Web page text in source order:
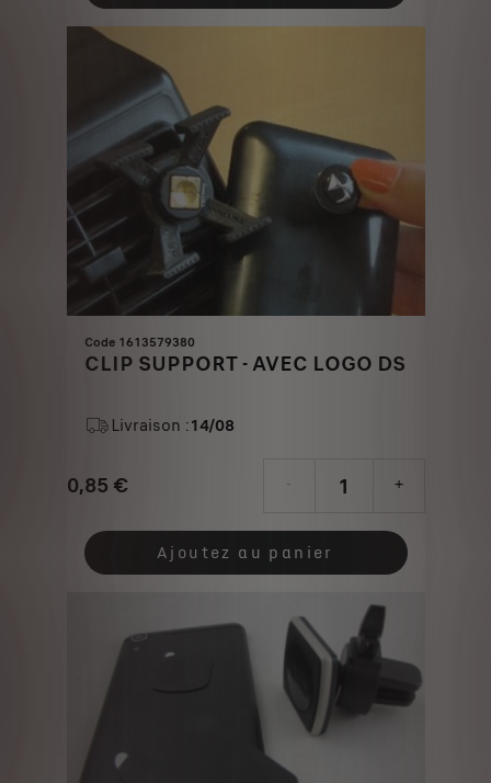
20,03
Code 1613579380
CLIP SUPPORT - AVEC LOGO DS
Livraison :14/08
0,85 €
Price
0,85
- +
Quantity
updated
Ajoutez au panier